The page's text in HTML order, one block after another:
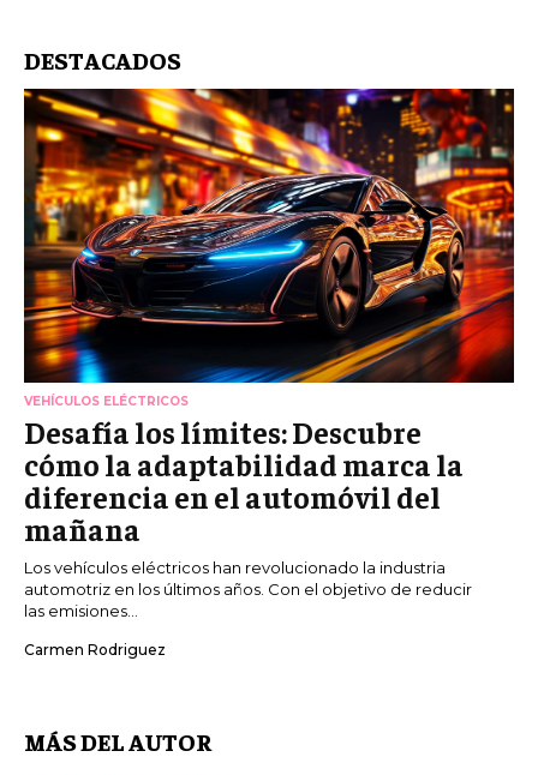
DESTACADOS
VEHÍCULOS ELÉCTRICOS
Desafía los límites: Descubre
cómo la adaptabilidad marca la
diferencia en el automóvil del
mañana
Los vehículos eléctricos han revolucionado la industria
automotriz en los últimos años. Con el objetivo de reducir
las emisiones...
Carmen Rodriguez
MÁS DEL AUTOR